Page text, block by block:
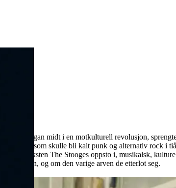
i Michigan midt i en motkulturell revolusjon,
til det som skulle bli kalt punk og alternativ rock
konteksten The Stooges oppsto i, musikalsk,
og om den varige arven de etterlot seg.